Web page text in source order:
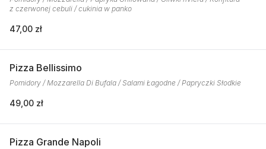
z czerwonej cebuli / cukinia w panko
47,00 zł
Pizza Bellissimo
Pomidory / Mozzarella Di Bufala / Salami Łagodne / Papryczki Słodkie
49,00 zł
Pizza Grande Napoli